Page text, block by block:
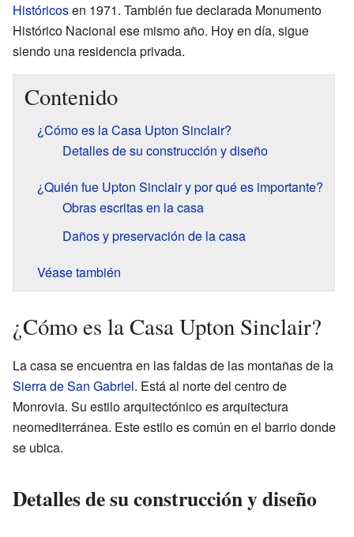
Históricosen 1971. También fue declarada Monumento
Histórico Nacional ese mismo año. Hoy en día, sigue
siendo una residencia privada.
Contenido
¿Cómo es la Casa Upton Sinclair?
Detalles de su construcción y diseño
¿Quién fue Upton Sinclair y por qué es importante?
Obras escritas en la casa
Daños y preservación de la casa
Véase también
¿Cómo es la Casa Upton Sinclair?
La casa se encuentra en las faldas de las montañas de la
Sierra de San Gabriel. Está al norte del centro de
Monrovia. Su estilo arquitectónico es arquitectura
neomediterránea. Este estilo es común en el barrio donde
se ubica.
Detalles de su construcción y diseño